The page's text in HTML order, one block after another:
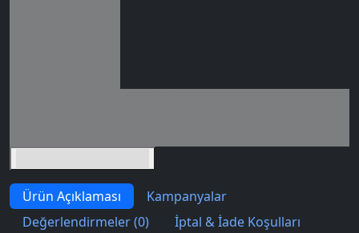
Ürün Açıklaması
Kampanyalar
Değerlendirmeler (0)
İptal & İade Koşulları